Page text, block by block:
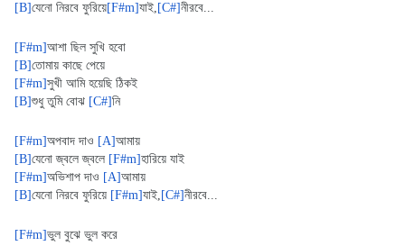
[B]যেনো নিরবে ফুরিয়ে[F#m]যাই, [C#]নীরবে...
[F#m]আশা ছিল সুখি হবো
[B]তোমায় কাছে পেয়ে
[F#m]সুখী আমি হয়েছি ঠিকই
[B]শুধু তুমি বোঝ [C#]নি
[F#m]অপবাদ দাও [A]আমায়
[B]যেনো জ্বলে জ্বলে [F#m]হারিয়ে যাই
[F#m]অভিশাপ দাও [A]আমায়
[B]যেনো নিরবে ফুরিয়ে [F#m]যাই, [C#]নীরবে...
[F#m]ভুল বুঝে ভুল করে